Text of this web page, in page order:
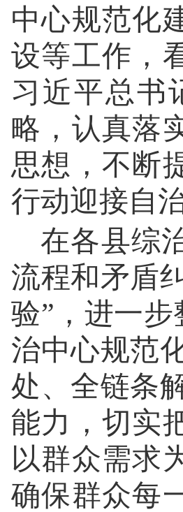
中心规范化
设等工作，
习近平总书
略，认真落
思想，不断
行动迎接自
在各县综
流程和矛盾
验”，进一
治中心规范
处、全链条
能力，切实
以群众需求
确保群众每